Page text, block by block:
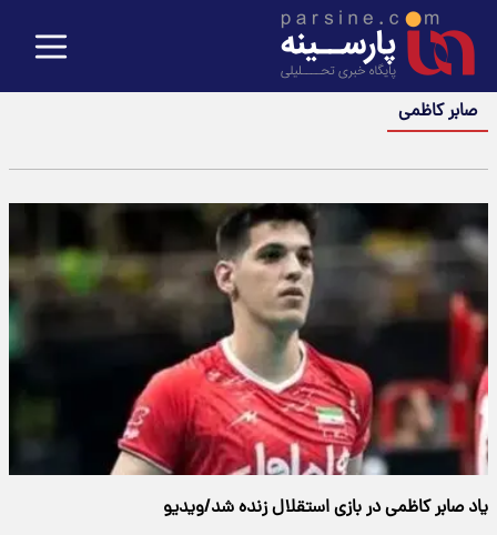
صابر کاظمی
یاد صابر کاظمی در بازی استقلال زنده شد/ویدیو